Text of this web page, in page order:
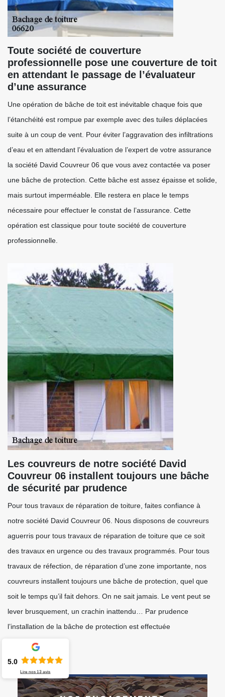
Toute société de couverture
professionnelle pose une couverture de toit
en attendant le passage de l’évaluateur
d’une assurance
Une opération de bâche de toit est inévitable chaque fois que
l’étanchéité est rompue par exemple avec des tuiles déplacées
suite à un coup de vent. Pour éviter l’aggravation des infiltrations
d’eau et en attendant l’évaluation de l’expert de votre assurance
la société David Couvreur 06 que vous avez contactée va poser
une bâche de protection. Cette bâche est assez épaisse et solide,
mais surtout imperméable. Elle restera en place le temps
nécessaire pour effectuer le constat de l’assurance. Cette
opération est classique pour toute société de couverture
professionnelle.
Les couvreurs de notre société David
Couvreur 06 installent toujours une bâche
de sécurité par prudence
Pour tous travaux de réparation de toiture, faites confiance à
notre société David Couvreur 06. Nous disposons de couvreurs
aguerris pour tous travaux de réparation de toiture que ce soit
des travaux en urgence ou des travaux programmés. Pour tous
travaux de réfection, de réparation d’une zone importante, nos
couvreurs installent toujours une bâche de protection, quel que
soit le temps qu’il fait dehors. On ne sait jamais. Le vent peut se
lever brusquement, un crachin inattendu… Par prudence
l’installation de la bâche de protection est effectuée
systématiquement.
5.0
Lire nos13 avis